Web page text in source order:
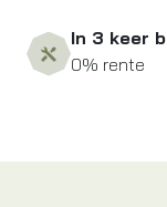
In 3 keer
0% rente